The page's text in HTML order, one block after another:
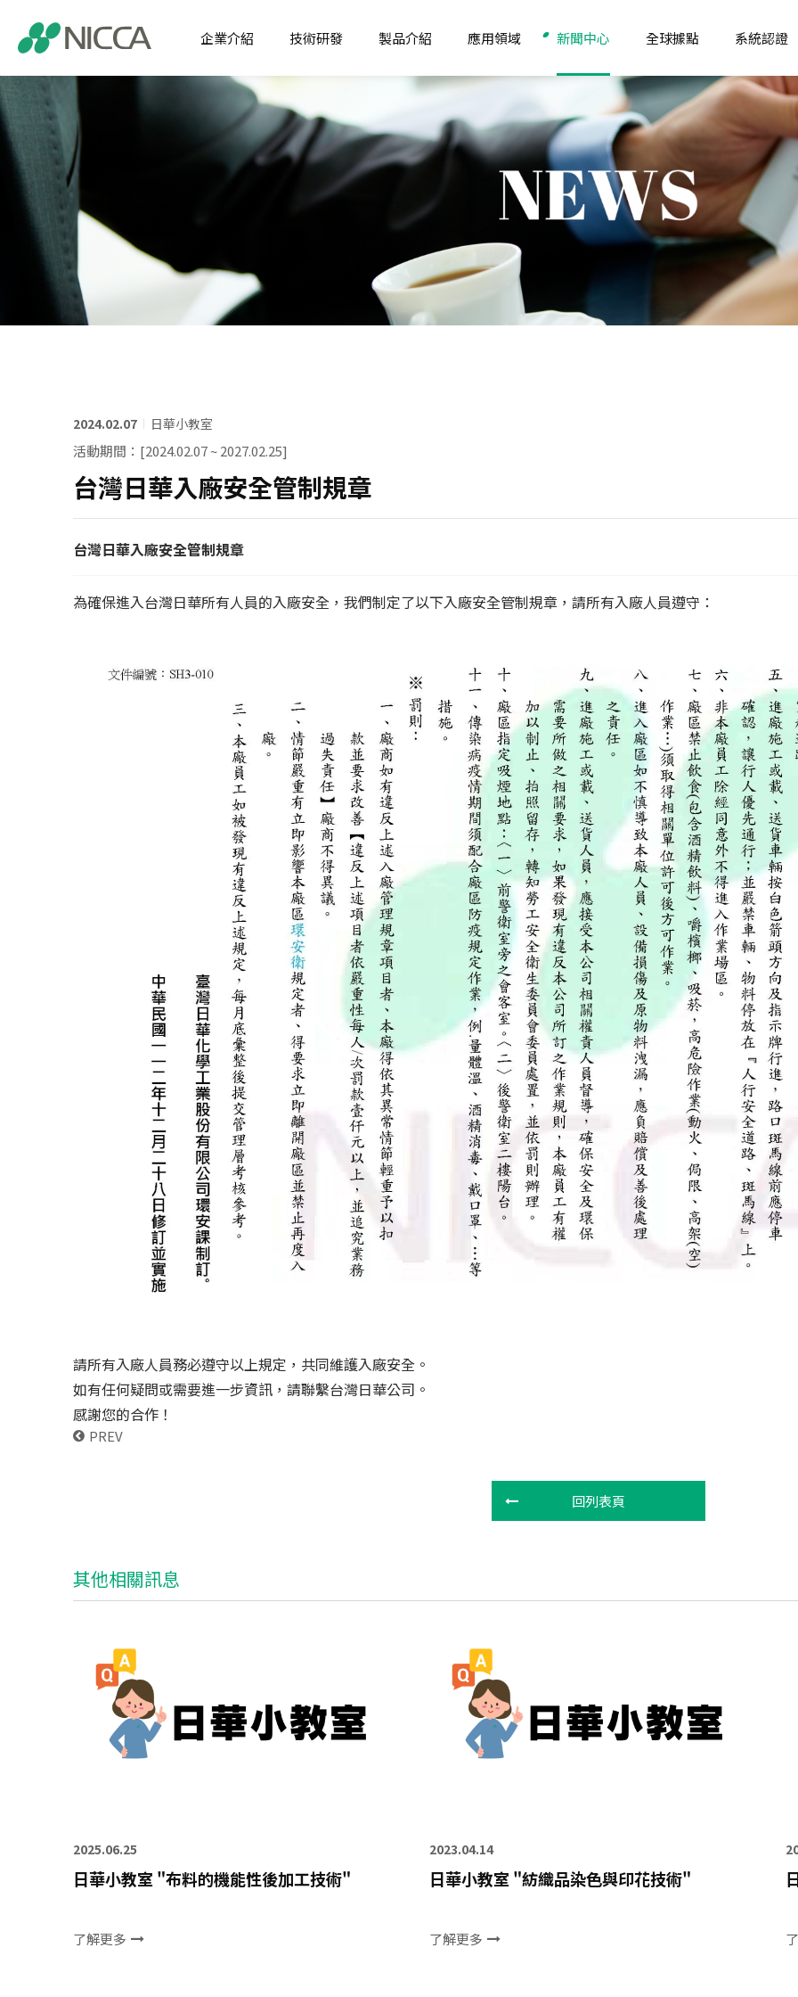
企業介紹
關於日華福利制度
技術研發
核心技術
應用開發
製品介紹
纖維化學品
機能化學品
應用領域
非纖維
新聞中心
產品推薦
認證介紹
日華小教室
全球據點
亞洲
亞洲-工廠
東南亞
東南亞-工廠
北美
系統認證
化學污染防制
生態環保
職業安全衛生
環境管理
品質管理
2024.02.07 日華小教室
活動期間：[2024.02.07 ~ 2027.02.25]
台灣日華入廠安全管制規章
台灣日華入廠安全管制規章
為確保進入台灣日華所有人員的入廠安全，我們制定了以下入廠安全管制規章，請所有入廠人員遵守：
請所有入廠人員務必遵守以上規定，共同維護入廠安全。
如有任何疑問或需要進一步資訊，請聯繫台灣日華公司。
感謝您的合作！
PREV
回列表頁
其他相關訊息
2025.06.25
日華小教室 "布料的機能性後加工技術"
了解更多
2023.04.14
日華小教室 "紡織品染色與印花技術"
了解更多
企業介紹
技術研發
製品介紹
應用領域
新聞中心
系統認證
聯絡我們